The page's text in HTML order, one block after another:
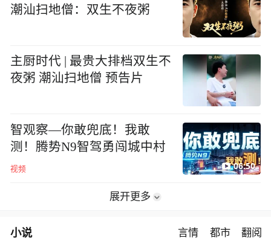
潮汕扫地僧：双生不夜粥
主厨时代 | 最贵大排档双生不
夜粥 潮汕扫地僧 预告片
智观察—你敢兜底！我敢
测！腾势N9智驾勇闯城中村
视频 06:50
展开更多
小说 言情 都市 翻阅